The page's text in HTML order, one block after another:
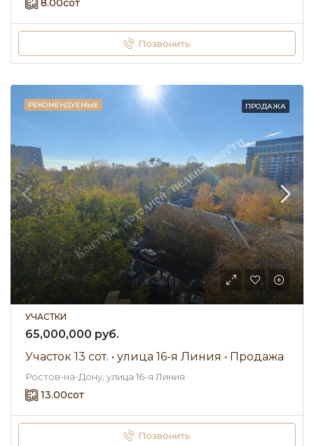
Позвонить
РЕКОМЕНДУЕМЫЕ ПРОДАЖА
УЧАСТКИ
65,000,000 руб.
Участок 13 сот. • улица 16-я Линия • Продажа
Ростов-на-Дону, улица 16-я Линия
13.00сот
Позвонить